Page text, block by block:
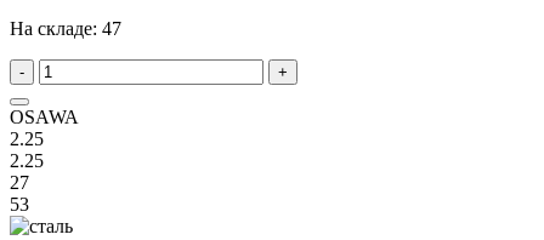
На складе: 47
- +
OSAWA
2.25
2.25
27
53